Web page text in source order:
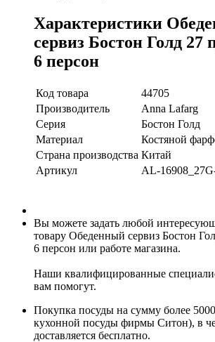
Характеристики
сервиз Бостон Голд 27
6 персон
Код товара
44705
Производитель
Anna Lafarg
Серия
Бостон Голд
Материал
Костяной
Страна производства Китай
Артикул
AL-
Вы можете задать любой
товару Обеденный сервиз Бостон
6 персон или работе магазина.
Наши квалифицированные
вам помогут.
Покупка посуды на сумму более
кухонной посуды фирмы Ситон), в
доставляется бесплатно.